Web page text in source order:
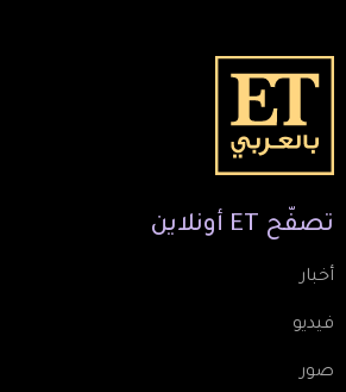
تصفّح ET أونلاين
أخبار
فيديو
صور